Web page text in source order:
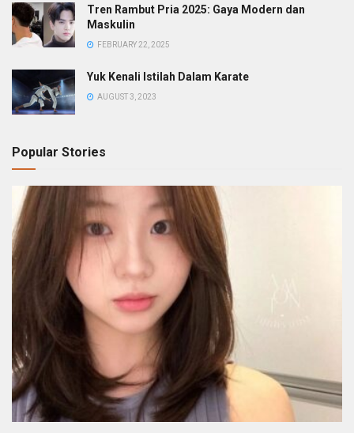
Tren Rambut Pria 2025: Gaya Modern dan
Maskulin
FEBRUARY 22, 2025
Yuk Kenali Istilah Dalam Karate
AUGUST 3, 2023
Popular Stories